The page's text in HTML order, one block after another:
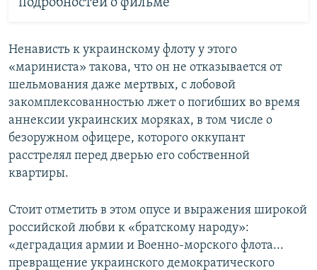
подробностей о фильме
Ненависть к украинскому флоту у этого
«мариниста» такова, что он не отказывается от
шельмования даже мертвых, с лобовой
закомплексованностью лжет о погибших во время
аннексии украинских моряках, в том числе о
безоружном офицере, которого оккупант
расстрелял перед дверью его собственной
квартиры.
Стоит отметить в этом опусе и выражения широкой
российской любви к «братскому народу»:
«деградация армии и Военно-морского флота...
превращение украинского демократического